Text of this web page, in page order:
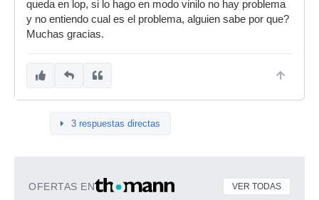
queda en lop, si lo hago en modo vinilo no hay problema
y no entiendo cual es el problema, alguien sabe por que?
Muchas gracias.
3 respuestas directas
OFERTAS EN VER TODAS